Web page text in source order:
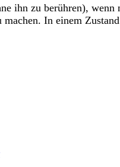
ihn zu berühren),
machen. In einem